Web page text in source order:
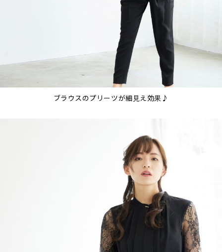
ブラウスのプリーツが細見え効果♪